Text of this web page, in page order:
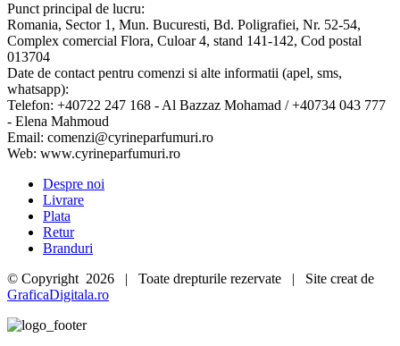
view
Punct principal de lucru:
Romania, Sector 1, Mun. Bucuresti, Bd. Poligrafiei, Nr. 52-54,
Complex comercial Flora, Culoar 4, stand 141-142, Cod postal
013704
Date de contact pentru comenzi si alte informatii (apel, sms,
whatsapp):
Telefon: +40722 247 168 - Al Bazzaz Mohamad / +40734 043 777
- Elena Mahmoud
Email: comenzi@cyrineparfumuri.ro
Web: www.cyrineparfumuri.ro
Despre noi
Livrare
Plata
Retur
Branduri
© Copyright 2026 | Toate drepturile rezervate | Site creat de
GraficaDigitala.ro